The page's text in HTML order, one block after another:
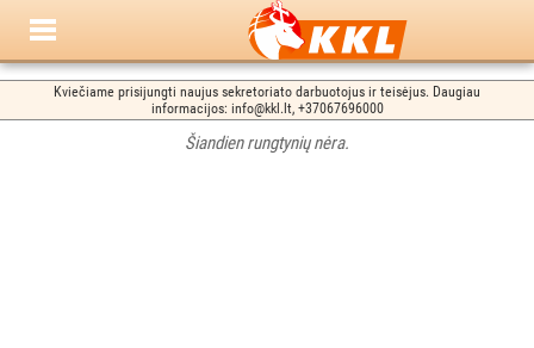
Kviečiame prisijungti naujus sekretoriato darbuotojus ir teisėjus. Daugiau
informacijos: info@kkl.lt, +37067696000
Šiandien rungtynių nėra.